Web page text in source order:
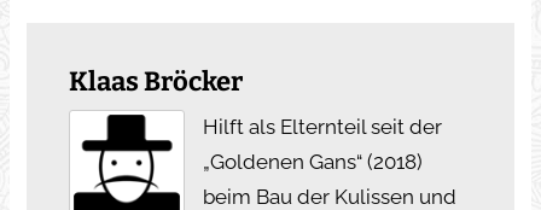
Klaas Bröcker
Hilft als Elternteil seit der
„Goldenen Gans“ (2018)
beim Bau der Kulissen und